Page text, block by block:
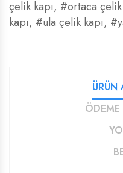
çelik kapı, #ortaca çelik
kapı, #ula çelik kapı,
ÜRÜN
ÖDEME